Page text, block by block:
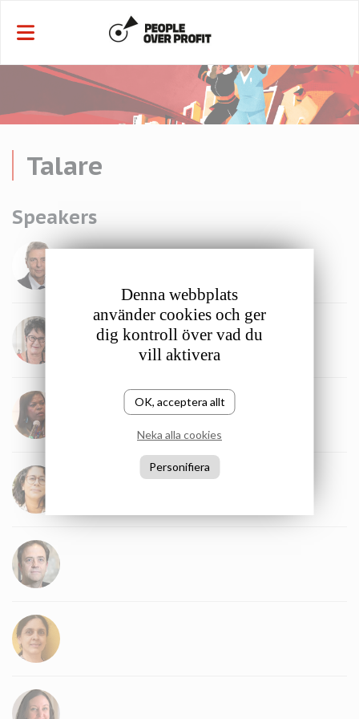
Talare
Speakers
Denna webbplats
använder cookies och ger
dig kontroll över vad du
vill aktivera
OK, acceptera allt
Neka alla cookies
Personifiera